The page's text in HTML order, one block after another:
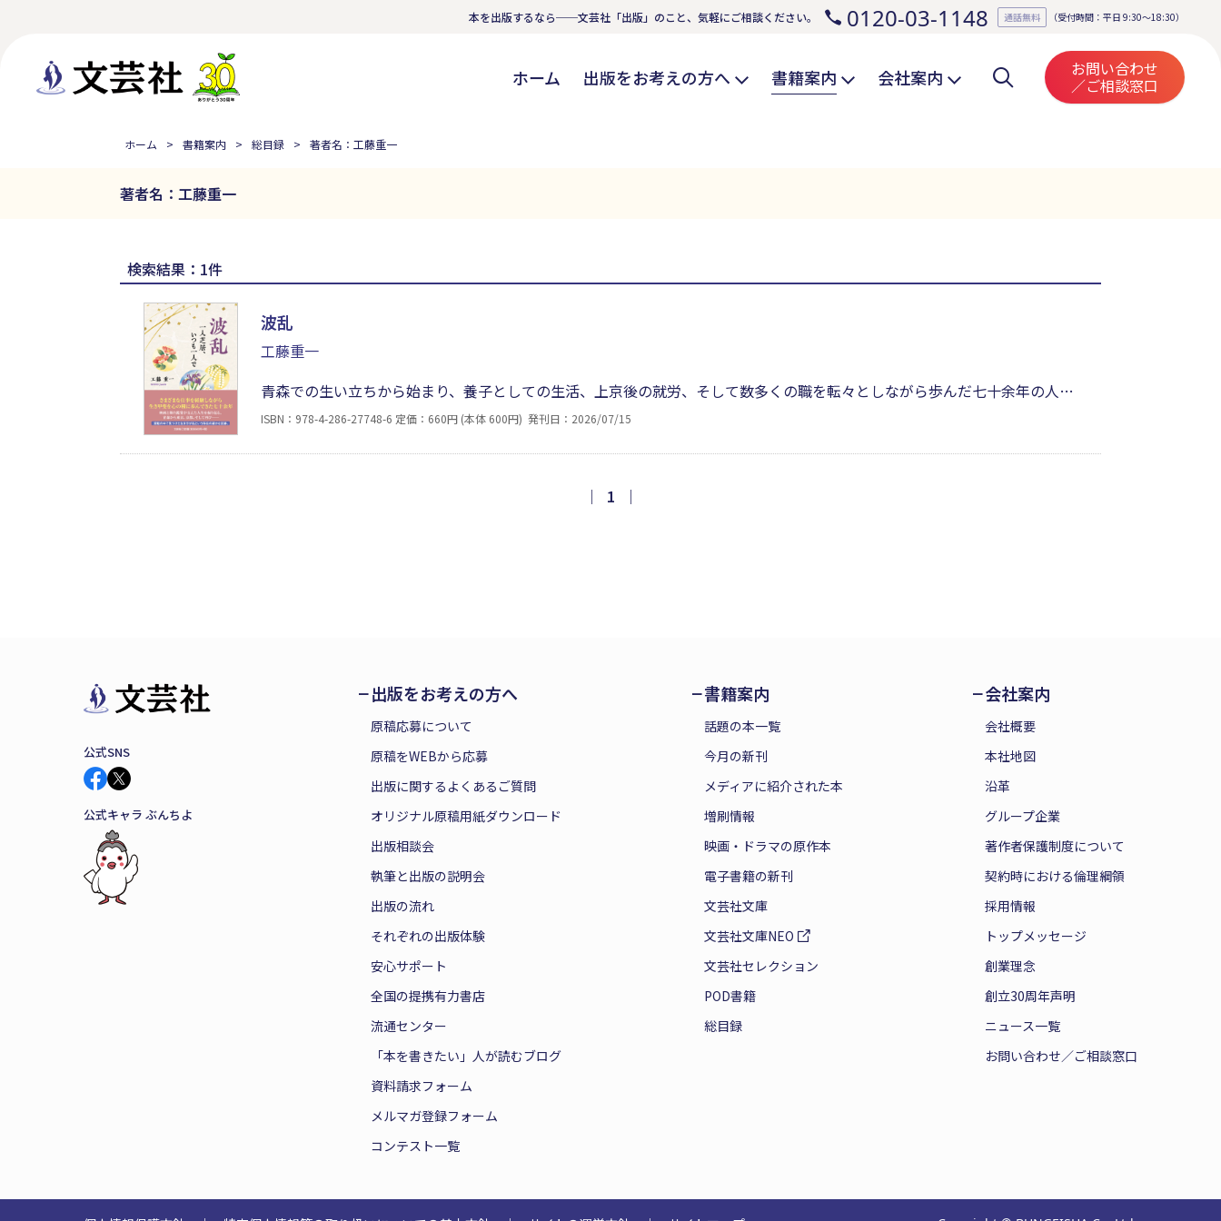
本を出版するなら──文芸社「出版」のこと、気軽にご相談ください。 0120-03-1148 通話無料 （受付時間：平日 9:30～18:30）
ホーム 出版をお考えの方へ 書籍案内 会社案内 お問い合わせ
／ご相談窓口
ホーム 書籍案内 総目録 著者名：工藤重一
著者名：工藤重一
検索結果：1件
波乱
工藤重一
青森での生い立ちから始まり、養子としての生活、上京後の就労、そして数多くの職を転々としながら歩んだ七十余年の人生
を綴った自分史。電機工場、映画館、染色職人、営業、警備、タクシー運転手など、多様な職歴を通して築かれた経験の軌跡
ISBN：978-4-286-27748-6 定価：660円 (本体 600円) 発刊日：2026/07/15
｜ 1 ｜
公式SNS
公式キャラ ぶんちよ
出版をお考えの方へ
原稿応募について
原稿をWEBから応募
出版に関するよくあるご質問
オリジナル原稿用紙ダウンロード
出版相談会
執筆と出版の説明会
出版の流れ
それぞれの出版体験
安心サポート
全国の提携有力書店
流通センター
「本を書きたい」人が読むブログ
資料請求フォーム
メルマガ登録フォーム
コンテスト一覧
書籍案内
話題の本一覧
今月の新刊
メディアに紹介された本
増刷情報
映画・ドラマの原作本
電子書籍の新刊
文芸社文庫
文芸社文庫NEO
文芸社セレクション
POD書籍
総目録
会社案内
会社概要
本社地図
沿革
グループ企業
著作者保護制度について
契約時における倫理綱領
採用情報
トップメッセージ
創業理念
創立30周年声明
ニュース一覧
お問い合わせ／ご相談窓口